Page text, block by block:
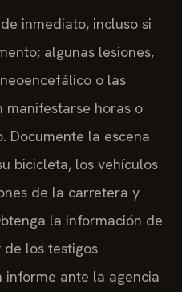
inmediato, incluso si
algunas lesiones,
o las
manifestarse horas o
Documente la escena
bicicleta, los vehículos
de la carretera y
la información de
los testigos
informe ante la agencia